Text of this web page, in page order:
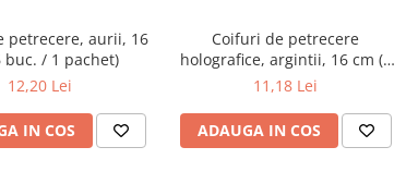
petrecere, aurii, 16
buc. / 1 pachet)
12,20 Lei
IN COS
Coifuri de petrecere
holografice, argintii, 16 cm (6
buc. / 1 pachet)
11,18 Lei
ADAUGA IN COS